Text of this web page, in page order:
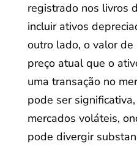
registrado nos livros
incluir ativos
outro lado, o valor
preço atual que o
uma transação no
pode ser
mercados voláteis,
pode divergir